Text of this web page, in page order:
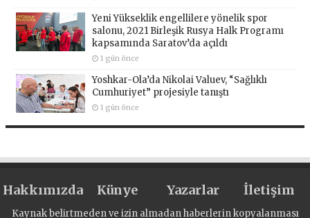
Yeni Yükseklik engellilere yönelik spor
salonu, 2021 Birleşik Rusya Halk Programı
kapsamında Saratov’da açıldı
1 gün önce
Yoshkar-Ola’da Nikolai Valuev, “Sağlıklı
Cumhuriyet” projesiyle tanıştı
1 gün önce
Hakkımızda Künye Yazarlar İletişim
Kaynak belirtmeden ve izin almadan haberlerin kopyalanması